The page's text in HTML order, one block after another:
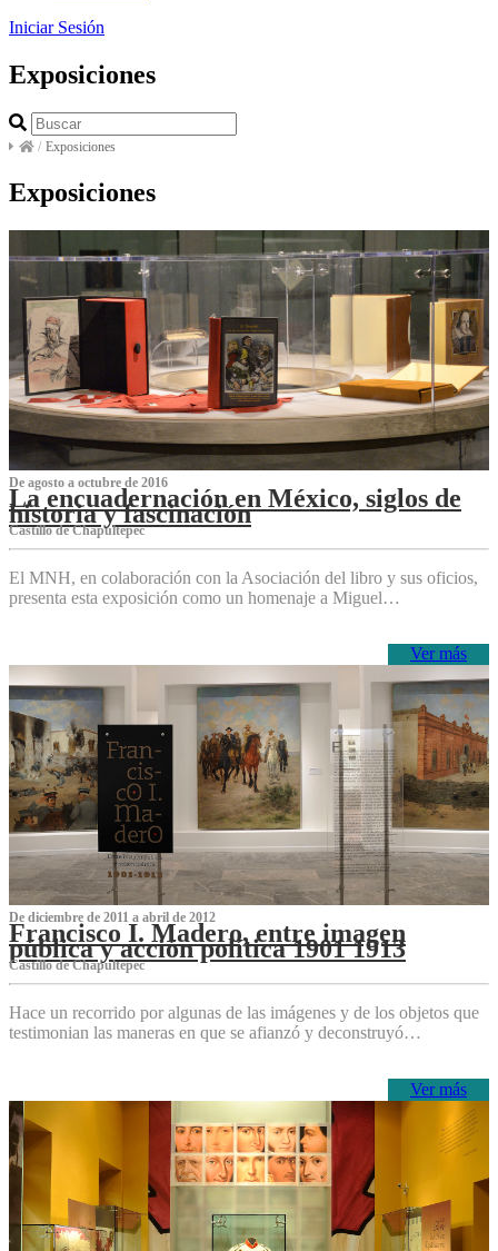
Iniciar Sesión
Exposiciones
/ Exposiciones
Exposiciones
De agosto a octubre de 2016
La encuadernación en México, siglos de
historia y fascinación
Castillo de Chapultepec
El MNH, en colaboración con la Asociación del libro y sus oficios,
presenta esta exposición como un homenaje a Miguel…
Ver más
De diciembre de 2011 a abril de 2012
Francisco I. Madero, entre imagen
pública y acción política 1901 1913
Castillo de Chapultepec
Hace un recorrido por algunas de las imágenes y de los objetos que
testimonian las maneras en que se afianzó y deconstruyó…
Ver más